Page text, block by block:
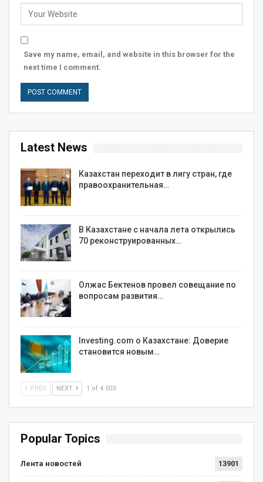
Save my name, email, and website in this browser for the
next time I comment.
Latest News
Казахстан переходит в лигу стран, где
правоохранительная…
В Казахстане с начала лета открылись
70 реконструированных…
Олжас Бектенов провел совещание по
вопросам развития…
Investing.com о Казахстане: Доверие
становится новым…
PREV NEXT 1 of 4 503
Popular Topics
Лента новостей 13901